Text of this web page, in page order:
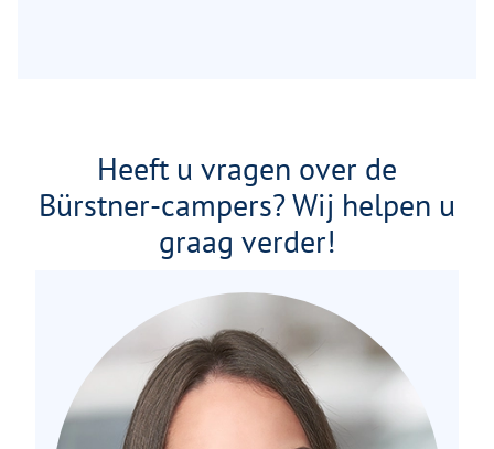
Heeft u vragen over de
Bürstner-campers? Wij helpen u
graag verder!